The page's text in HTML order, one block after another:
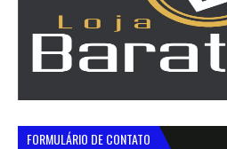
FORMULÁRIO DE CONTATO